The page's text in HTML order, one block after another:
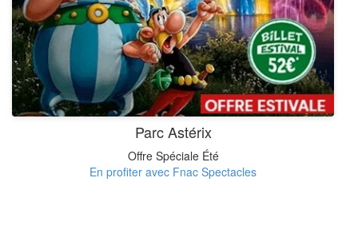
Parc Astérix
Offre Spéciale Été
En profiter avec Fnac Spectacles